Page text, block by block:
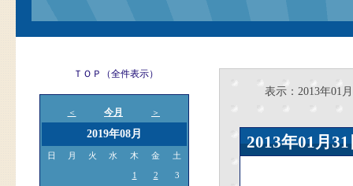
ＴＯＰ（全件表示）
＜ 今月 ＞
2019年08月
日 月 火 水 木 金 土
1 2
3
表示：2013年01月
2013年01